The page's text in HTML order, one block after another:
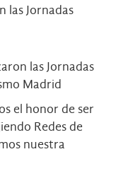
las Jornadas
las Jornadas
Madrid
el honor de ser
Redes de
nuestra